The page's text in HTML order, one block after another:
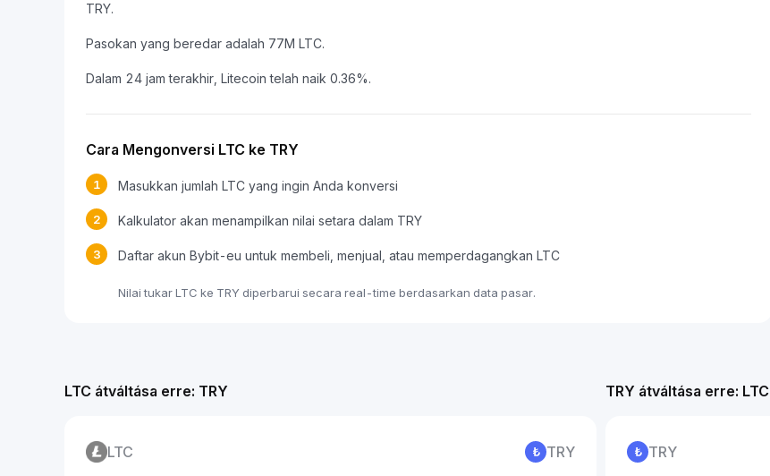
TRY.
Pasokan yang beredar adalah 77M LTC.
Dalam 24 jam terakhir, Litecoin telah naik 0.36%.
Cara Mengonversi LTC ke TRY
1 Masukkan jumlah LTC yang ingin Anda konversi
2 Kalkulator akan menampilkan nilai setara dalam TRY
3 Daftar akun Bybit-eu untuk membeli, menjual, atau memperdagangkan LTC
Nilai tukar LTC ke TRY diperbarui secara real-time berdasarkan data pasar.
LTC átváltása erre: TRY
LTC TRY
TRY átváltása erre: LTC
TRY